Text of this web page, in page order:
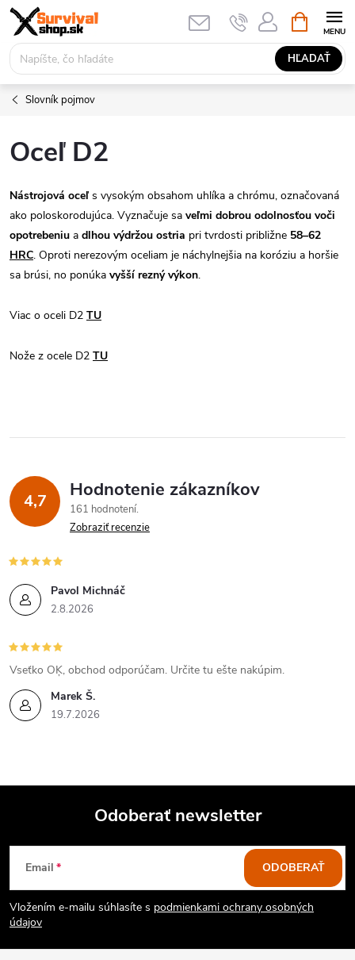
Prejsť
obsah
HĽADAŤ
KOŠÍK
Slovník pojmov
Oceľ D2
Nástrojová oceľ s vysokým obsahom uhlíka a chrómu, označovaná
ako poloskorodujúca. Vyznačuje sa veľmi dobrou odolnosťou voči
opotrebeniu a dlhou výdržou ostria pri tvrdosti približne 58–62
HRC. Oproti nerezovým oceliam je náchylnejšia na koróziu a horšie
sa brúsi, no ponúka vyšší rezný výkon.
Viac o oceli D2 TU
Nože z ocele D2 TU
4,7 Hodnotenie zákazníkov
161 hodnotení
Zobraziť recenzie
Pavol Michnáč
2.8.2026
Marek Š.
19.7.2026
Vseťko OĶ, obchod odporúčam. Určite tu ešte nakúpim.
Z
á
p
Odoberať newsletter
Email
Vložením e-mailu súhlasíte s podmienkami ochrany osobných
údajov
ODOBERAŤ